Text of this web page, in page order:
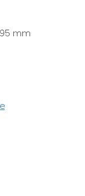
mm